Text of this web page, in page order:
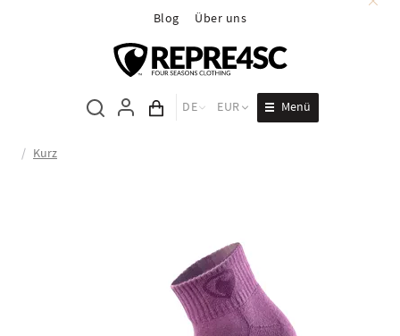
Blog Über uns
Inhalt des Wagens
DE EUR Menü
/ Kurz